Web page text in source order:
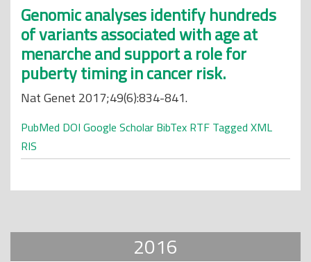
Genomic analyses identify hundreds
of variants associated with age at
menarche and support a role for
puberty timing in cancer risk.
Nat Genet 2017;49(6):834-841.
PubMed DOI Google Scholar BibTex RTF Tagged XML
RIS
2016